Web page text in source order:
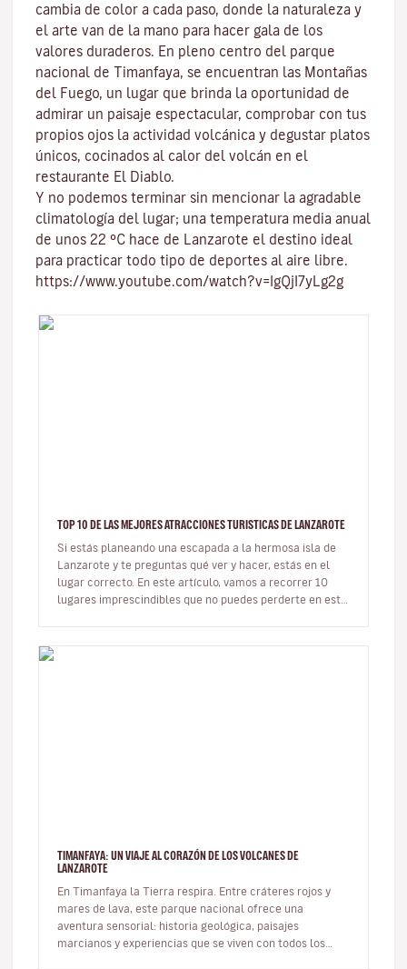
cambia de color a cada paso, donde la naturaleza y
el arte van de la mano para hacer gala de los
valores duraderos. En pleno centro del parque
nacional de Timanfaya, se encuentran las Montañas
del Fuego, un lugar que brinda la oportunidad de
admirar un paisaje espectacular, comprobar con tus
propios ojos la actividad volcánica y degustar platos
únicos, cocinados al calor del volcán en el
restaurante El Diablo.
Y no podemos terminar sin mencionar la agradable
climatología del lugar; una temperatura media anual
de unos 22 ºC hace de Lanzarote el destino ideal
para practicar todo tipo de deportes al aire libre.
https://www.youtube.com/watch?v=IgQjI7yLg2g
TOP 10 DE LAS MEJORES ATRACCIONES TURISTICAS DE LANZAROTE
Si estás planeando una escapada a la hermosa isla de
Lanzarote y te preguntas qué ver y hacer, estás en el
lugar correcto. En este artículo, vamos a recorrer 10
lugares imprescindibles que no puedes perderte en esta
TIMANFAYA: UN VIAJE AL CORAZÓN DE LOS VOLCANES DE
LANZAROTE
En Timanfaya la Tierra respira. Entre cráteres rojos y
mares de lava, este parque nacional ofrece una
aventura sensorial: historia geológica, paisajes
marcianos y experiencias que se viven con todos los